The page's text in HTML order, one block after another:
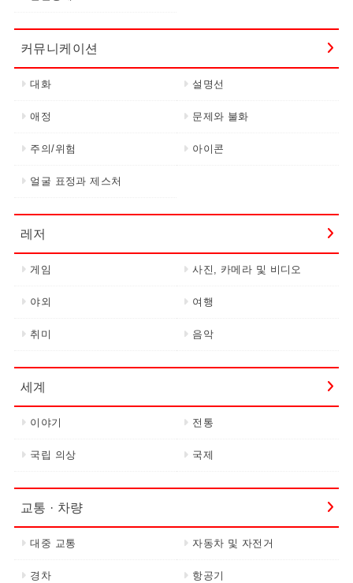
커뮤니케이션
대화 설명선
애정 문제와 불화
주의/위험 아이콘
얼굴 표정과 제스처
레저
게임 사진, 카메라 및 비디오
야외 여행
취미 음악
세계
이야기 전통
국립 의상 국제
교통 · 차량
대중 교통 자동차 및 자전거
경차 항공기